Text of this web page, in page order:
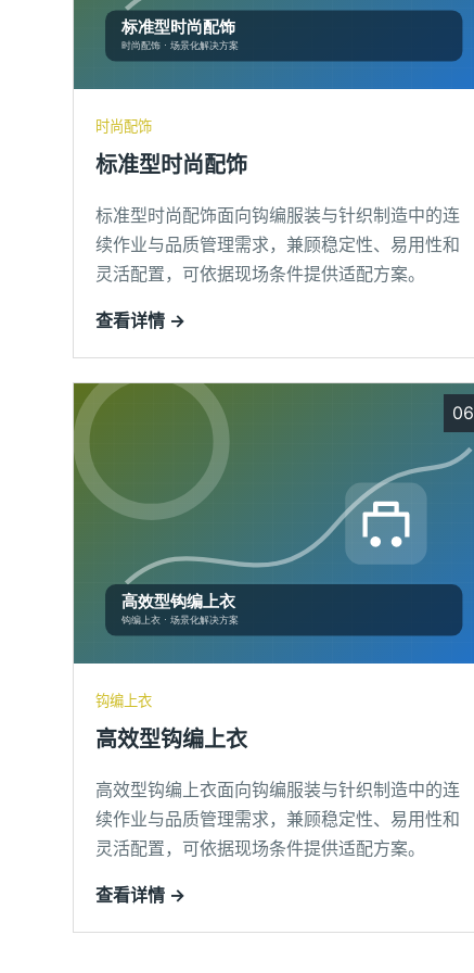
时尚配饰
标准型时尚配饰
标准型时尚配饰面向钩编服装与针织制造中的连
续作业与品质管理需求，兼顾稳定性、易用性和
灵活配置，可依据现场条件提供适配方案。
查看详情 →
06
钩编上衣
高效型钩编上衣
高效型钩编上衣面向钩编服装与针织制造中的连
续作业与品质管理需求，兼顾稳定性、易用性和
灵活配置，可依据现场条件提供适配方案。
查看详情 →